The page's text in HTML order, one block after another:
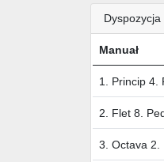
Manuał
1. Princip 4.
2. Flet 8.
3. Octava 2.